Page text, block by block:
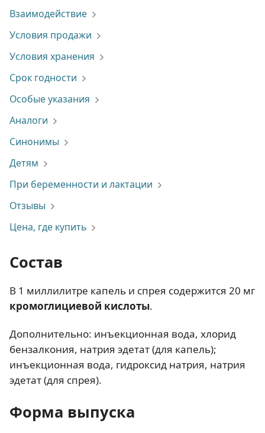
Взаимодействие
Условия продажи
Условия хранения
Срок годности
Особые указания
Аналоги
Синонимы
Детям
При беременности и лактации
Отзывы
Цена, где купить
Состав
В 1 миллилитре капель и спрея содержится 20 мг
кромоглициевой кислоты.
Дополнительно: инъекционная вода, хлорид
бензалкония, натрия эдетат (для капель);
инъекционная вода, гидроксид натрия, натрия
эдетат (для спрея).
Форма выпуска